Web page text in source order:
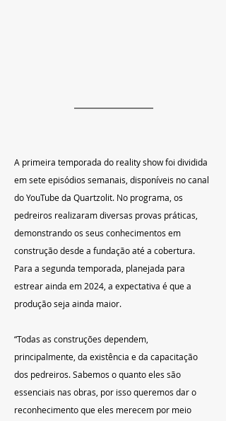
A primeira temporada do reality show foi dividida
em sete episódios semanais, disponíveis no canal
do YouTube da Quartzolit. No programa, os
pedreiros realizaram diversas provas práticas,
demonstrando os seus conhecimentos em
construção desde a fundação até a cobertura.
Para a segunda temporada, planejada para
estrear ainda em 2024, a expectativa é que a
produção seja ainda maior.
“Todas as construções dependem,
principalmente, da existência e da capacitação
dos pedreiros. Sabemos o quanto eles são
essenciais nas obras, por isso queremos dar o
reconhecimento que eles merecem por meio